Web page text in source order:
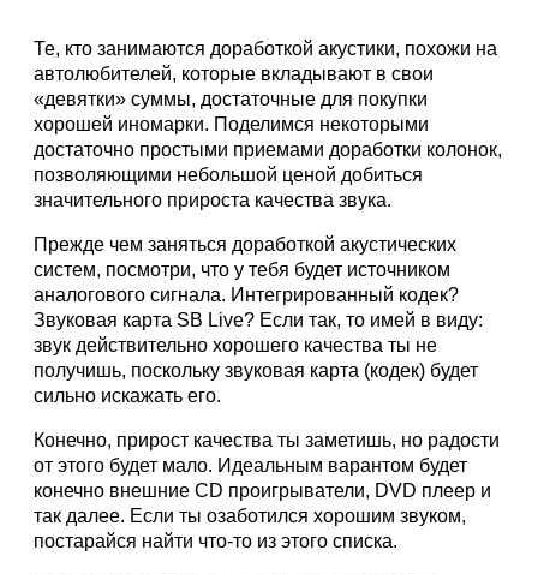
Те, кто занимаются доработкой акустики, похожи на
автолюбителей, которые вкладывают в свои
«девятки» суммы, достаточные для покупки
хорошей иномарки. Поделимся некоторыми
достаточно простыми приемами доработки колонок,
позволяющими небольшой ценой добиться
значительного прироста качества звука.
Прежде чем заняться доработкой акустических
систем, посмотри, что у тебя будет источником
аналогового сигнала. Интегрированный кодек?
Звуковая карта SB Live? Если так, то имей в виду:
звук действительно хорошего качества ты не
получишь, поскольку звуковая карта (кодек) будет
сильно искажать его.
Конечно, прирост качества ты заметишь, но радости
от этого будет мало. Идеальным варантом будет
конечно внешние CD проигрыватели, DVD плеер и
так далее. Если ты озаботился хорошим звуком,
постарайся найти что-то из этого списка.